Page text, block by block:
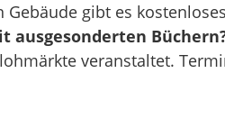
gibt es
ausgesonderten
veranstaltet.